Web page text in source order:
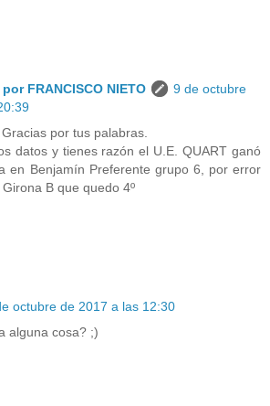
FRANCISCO NIETO
9 de octubre
por tus palabras.
datos y tienes razón el U.E. QUART ganó
en Benjamín Preferente grupo 6, por error
B que quedo 4º
octubre de 2017 a las 12:30
alguna cosa? ;)